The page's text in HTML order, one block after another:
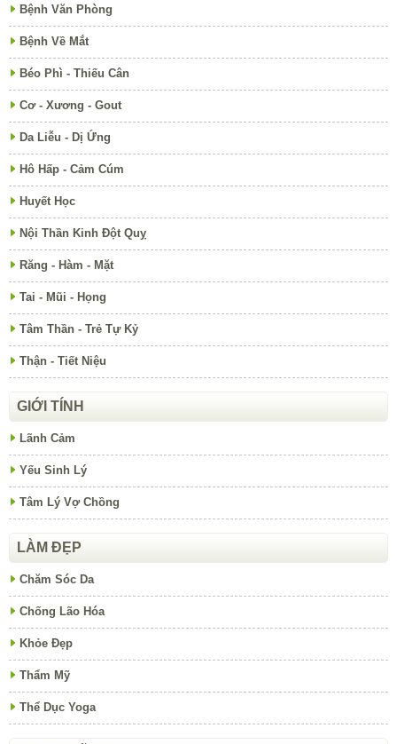
Bệnh Văn Phòng
Bệnh Về Mắt
Béo Phì - Thiếu Cân
Cơ - Xương - Gout
Da Liễu - Dị Ứng
Hô Hấp - Cảm Cúm
Huyết Học
Nội Thần Kinh Đột Quỵ
Răng - Hàm - Mặt
Tai - Mũi - Họng
Tâm Thần - Trẻ Tự Kỷ
Thận - Tiết Niệu
GIỚI TÍNH
Lãnh Cảm
Yếu Sinh Lý
Tâm Lý Vợ Chồng
LÀM ĐẸP
Chăm Sóc Da
Chống Lão Hóa
Khỏe Đẹp
Thẩm Mỹ
Thể Dục Yoga